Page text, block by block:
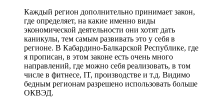
Каждый регион дополнительно принимает закон,
где определяет, на какие именно виды
экономической деятельности они хотят дать
каникулы, тем самым развивать это у себя в
регионе. В Кабардино-Балкарской Республике, где
я прописан, в этом законе есть очень много
направлений, где можно себя реализовать, в том
числе в фитнесе, IT, производстве и т.д. Видимо
бедным регионам разрешено использовать больше
ОКВЭД.